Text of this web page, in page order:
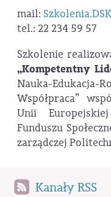
mail:
tel.: 22 234 59 57
Szkolenie
„Kompetentny
Nauka-Edukacja-
Współpraca”
Unii
Funduszu
zarządczej
Kanały RSS